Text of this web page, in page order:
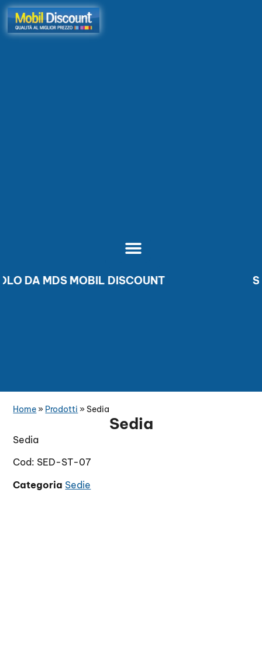
SCONTI DAL 50 AL 70% SOLO DA MDS MOBIL
DA MDS MOBIL DISCOUNT
Home » Prodotti » Sedia
Sedia
Sedia
Cod: SED-ST-07
Categoria Sedie